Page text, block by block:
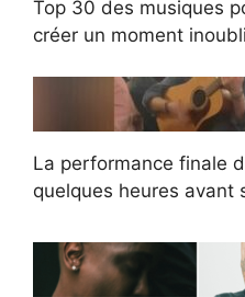
Top 30 des musiques
créer un moment
La performance finale
quelques heures avant